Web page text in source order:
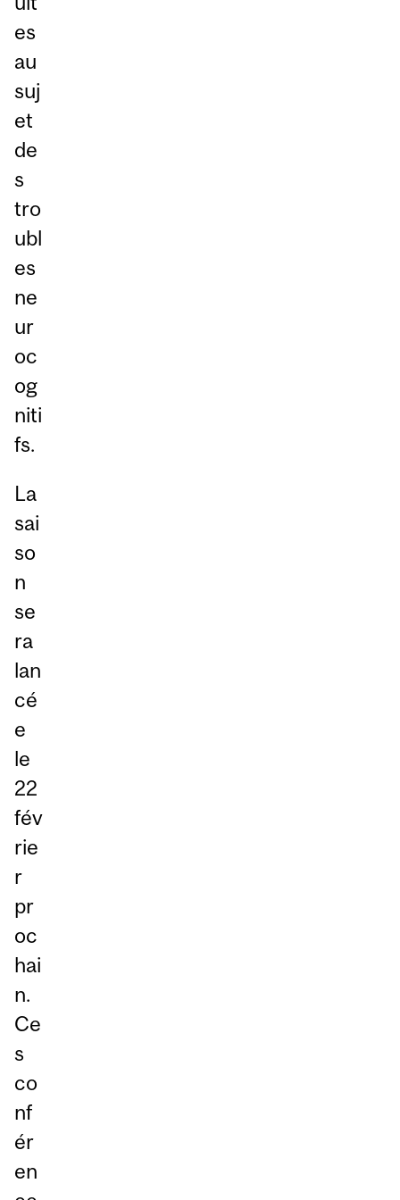
es
au
suj
et
de
s
tro
ubl
es
ne
ur
oc
og
niti
fs.
La
sai
so
n
se
ra
lan
cé
e
le
22
fév
rie
r
pr
oc
hai
n.
Ce
s
co
nf
ér
en